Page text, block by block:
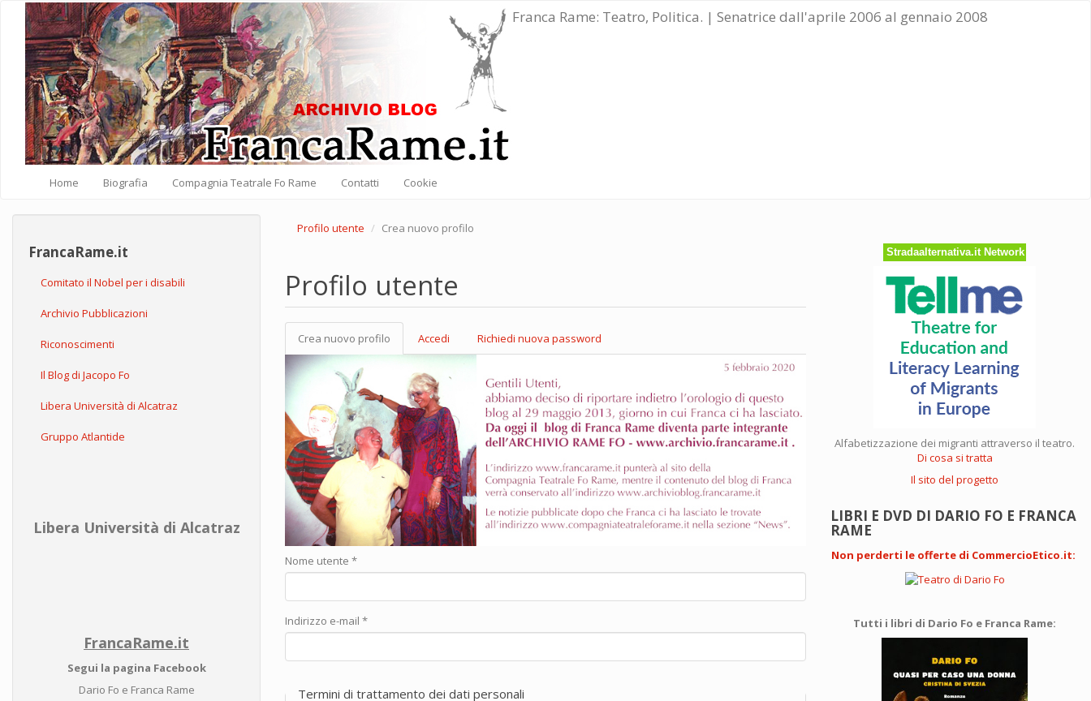
Salta al contenuto principale Franca Rame: Teatro, Politica. | Senatrice dall'aprile 2006 al gennaio 2008
Home Biografia Compagnia Teatrale Fo Rame Contatti Cookie
FrancaRame.it
Comitato il Nobel per i disabili
Archivio Pubblicazioni
Riconoscimenti
Il Blog di Jacopo Fo
Libera Università di Alcatraz
Gruppo Atlantide
Libera Università di Alcatraz
FrancaRame.it
Segui la pagina Facebook
Dario Fo e Franca Rame
Profilo utente Crea nuovo profilo
Profilo utente
Schede primarie
Crea nuovo profilo (scheda
attiva)
Accedi Richiedi nuova password
Nome utente *
Indirizzo e-mail *
Termini di trattamento dei dati personali
Stradaalternativa.it Network
Alfabetizzazione dei migranti attraverso il teatro.
Di cosa si tratta
Il sito del progetto
LIBRI E DVD DI DARIO FO E FRANCA
RAME
Non perderti le offerte di CommercioEtico.it:
Tutti i libri di Dario Fo e Franca Rame: